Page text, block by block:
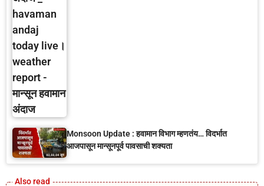
Monsoon Update : हवामान विभाग म्हणतंय… विदर्भात
आजपासून मान्सूनपूर्व पावसाची शक्यता